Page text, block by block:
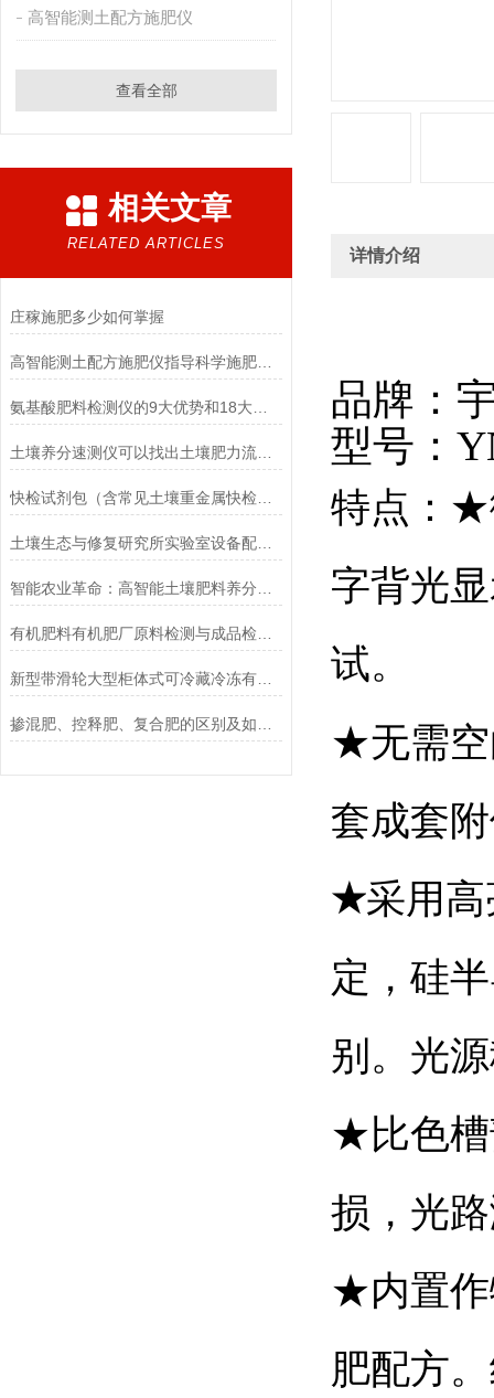
高智能测土配方施肥仪
查看全部
相关文章
RELATED ARTICLES
庄稼施肥多少如何掌握
高智能测土配方施肥仪指导科学施肥技巧生长效果好
土壤养分速测仪可以找出土壤肥力流失原因
土壤生态与修复研究所实验室设备配置清单
新型带滑轮大型柜体式可冷藏冷冻有机肥检测仪粪污养分检测设备
详情介绍
品牌：
型号：
特点： ★
字背光
试。
★无需空
套成套
★采用
定， 硅
别。光
★比色槽
损，光
★内置作
肥配方。